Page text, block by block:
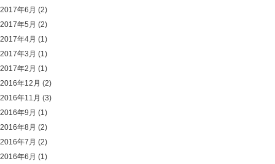
2017年6月 (2)
2017年5月 (2)
2017年4月 (1)
2017年3月 (1)
2017年2月 (1)
2016年12月 (2)
2016年11月 (3)
2016年9月 (1)
2016年8月 (2)
2016年7月 (2)
2016年6月 (1)